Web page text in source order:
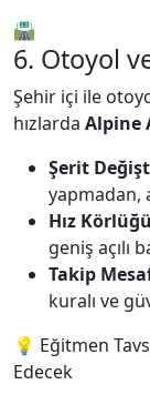
🛣️
6. Otoyol
Şehir içi ile
hızlarda Alpine
Şerit
yapmadan,
Hız
geniş açılı
Takip
kuralı ve
💡 Eğitmen
Edecek